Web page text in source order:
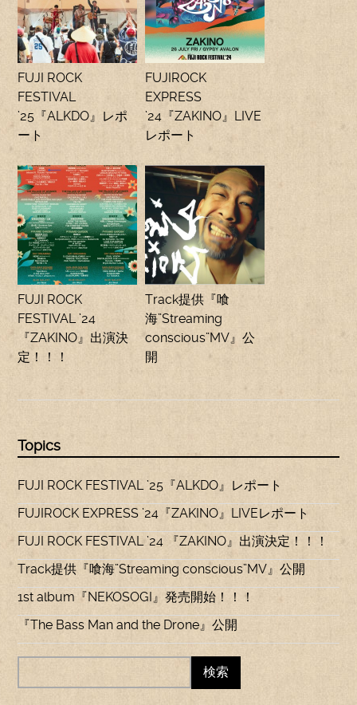
FUJI ROCK
FESTIVAL
’25『ALKDO』レポ
ート
FUJIROCK
EXPRESS
’24『ZAKINO』LIVE
レポート
FUJI ROCK
FESTIVAL ’24
『ZAKINO』出演決
定！！！
Track提供『喰
海”Streaming
conscious”MV』公
開
Topics
FUJI ROCK FESTIVAL ’25『ALKDO』レポート
FUJIROCK EXPRESS ’24『ZAKINO』LIVEレポート
FUJI ROCK FESTIVAL ’24 『ZAKINO』出演決定！！！
Track提供『喰海”Streaming conscious”MV』公開
1st album『NEKOSOGI』発売開始！！！
『The Bass Man and the Drone』公開